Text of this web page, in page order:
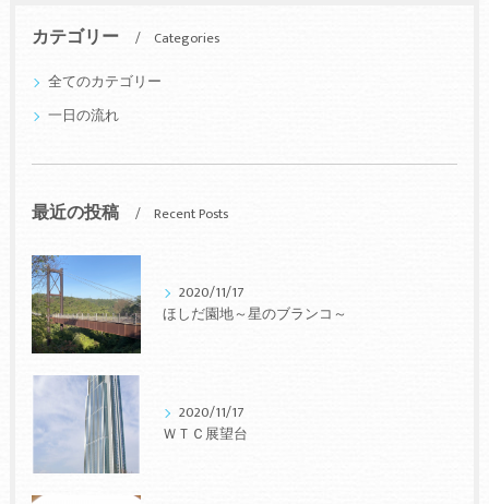
カテゴリー
Categories
全てのカテゴリー
一日の流れ
最近の投稿 Recent Posts
2020/11/17
ほしだ園地～星のブランコ～
2020/11/17
ＷＴＣ展望台